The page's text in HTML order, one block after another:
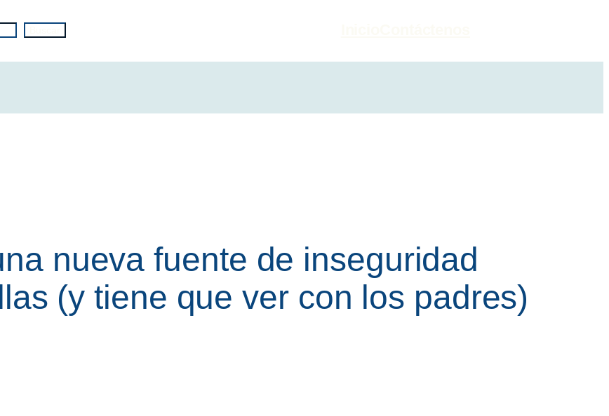
nueva fuente de inseguridad
(y tiene que ver con los padres)